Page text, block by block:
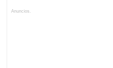
Anuncios.